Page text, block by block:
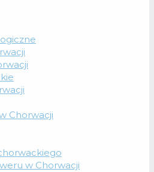
Chorwacji
w Chorwacji